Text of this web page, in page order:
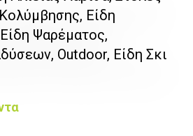
Είδη
Ψαρέματος,
Outdoor, Είδη Σκι